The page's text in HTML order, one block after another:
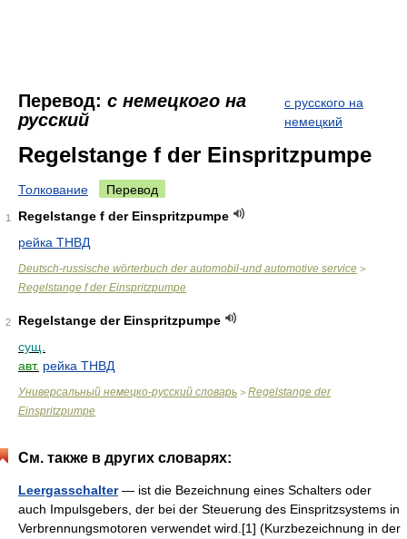
Перевод: с немецкого на
русский
с русского на
немецкий
Regelstange f der Einspritzpumpe
Толкование Перевод
1
Regelstange f der Einspritzpumpe
рейка ТНВД
Deutsch-russische wörterbuch der automobil-und automotive service >
Regelstange f der Einspritzpumpe
2
Regelstange der Einspritzpumpe
сущ.
авт. рейка ТНВД
Универсальный немецко-русский словарь > Regelstange der
Einspritzpumpe
См. также в других словарях:
Leergasschalter— ist die Bezeichnung eines Schalters oder
auch Impulsgebers, der bei der Steuerung des Einspritzsystems in
Verbrennungsmotoren verwendet wird.[1] (Kurzbezeichnung in der